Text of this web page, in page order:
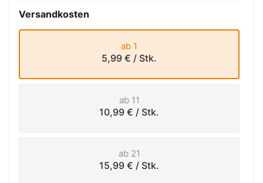
Versandkosten
ab 1
5,99 € / Stk.
ab 11
10,99 € / Stk.
ab 21
15,99 € / Stk.